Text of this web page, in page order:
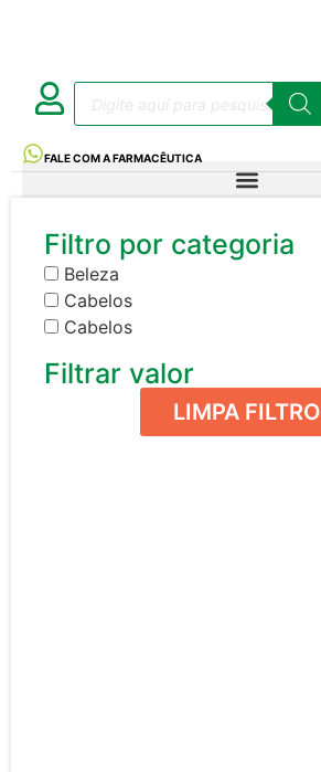
FALE COM A FARMACÊUTICA
Filtro por categoria
Beleza
Cabelos
Cabelos
Filtrar valor
LIMPA FILTRO